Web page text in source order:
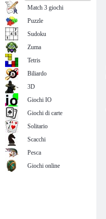
Match 3 giochi
Puzzle
Sudoku
Zuma
Tetris
Biliardo
3D
Giochi IO
Giochi di carte
Solitario
Scacchi
Pesca
Giochi online